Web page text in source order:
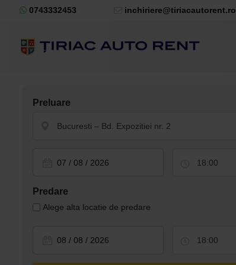
0743332453 inchiriere@tiriacautorent.ro
Preluare
Bucuresti – Bd. Expozitiei nr. 2
18:00
Predare
Alege alta locatie de predare
18:00